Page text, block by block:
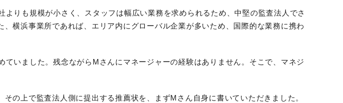
りも規模が小さく、スタッフは幅広い業務を求められるため、中堅の監査法人でさ
横浜事業所であれば、エリア内にグローバル企業が多いため、国際的な業務に携わ
いました。残念ながらMさんにマネージャーの経験はありません。そこで、マネジ
の上で監査法人側に提出する推薦状を、まずMさん自身に書いていただきました。